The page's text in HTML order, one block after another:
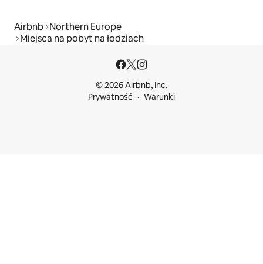
Airbnb Northern Europe
Miejsca na pobyt na łodziach
© 2026 Airbnb, Inc.
Prywatność
Warunki